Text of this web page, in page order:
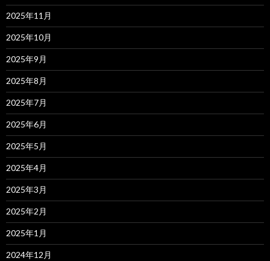
2025年11月
2025年10月
2025年9月
2025年8月
2025年7月
2025年6月
2025年5月
2025年4月
2025年3月
2025年2月
2025年1月
2024年12月